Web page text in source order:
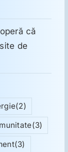
că
de
(2)
(3)
(3)